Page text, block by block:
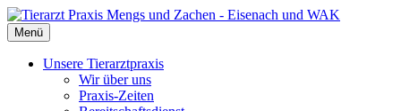
Menü
Unsere Tierarztpraxis
Wir über uns
Praxis-Zeiten